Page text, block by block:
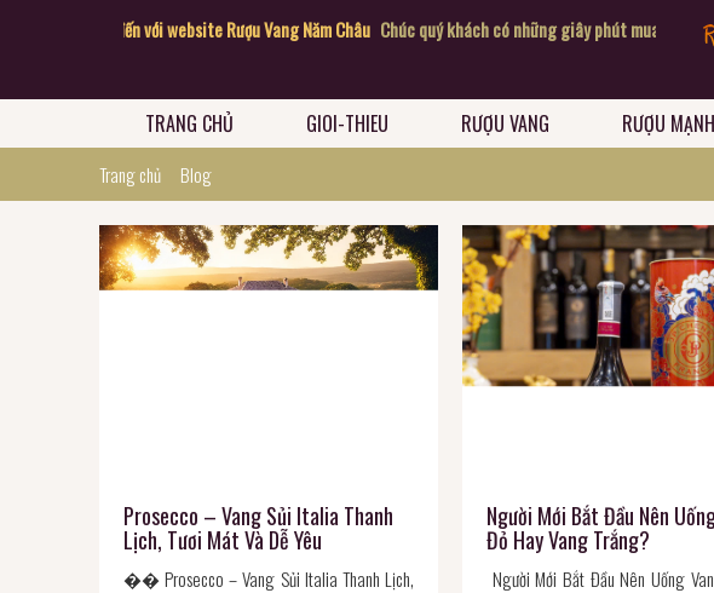
khách đến với website Rượu Vang Năm Châu Chúc quý khách có những giây phút mua sắm vui vẻ
TRANG CHỦ GIOI-THIEU RƯỢU VANG RƯỢU MẠNH
Trang chủ Blog
Prosecco – Vang Sủi Italia Thanh
Lịch, Tươi Mát Và Dễ Yêu
�� Prosecco – Vang Sủi Italia Thanh Lịch,
Người Mới Bắt Đầu Nên
Đỏ Hay Vang Trắng?
Người Mới Bắt Đầu Nên Uống